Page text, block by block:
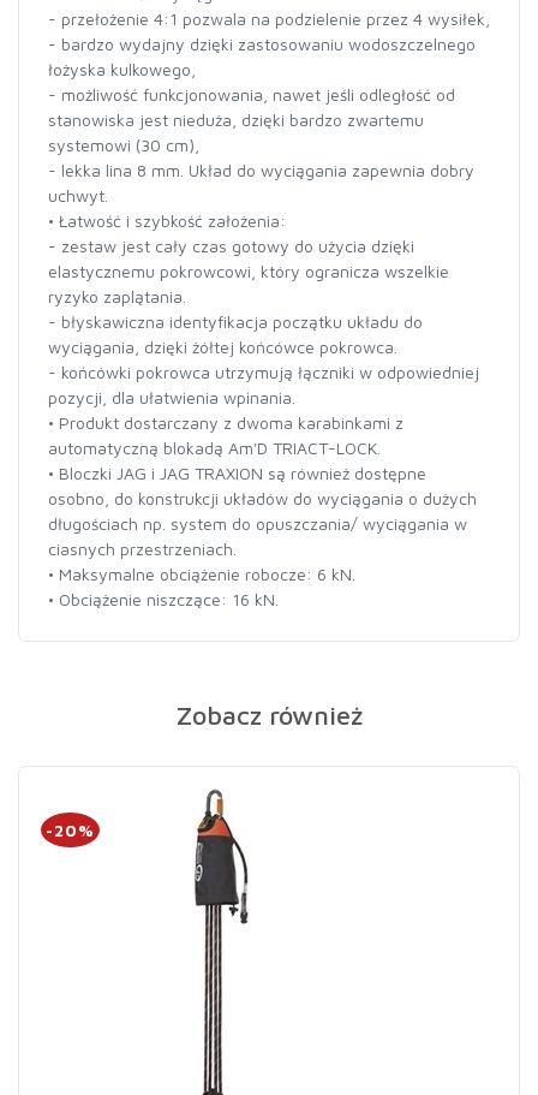
- przełożenie 4:1 pozwala na podzielenie przez 4 wysiłek,
- bardzo wydajny dzięki zastosowaniu wodoszczelnego
łożyska kulkowego,
- możliwość funkcjonowania, nawet jeśli odległość od
stanowiska jest nieduża, dzięki bardzo zwartemu
systemowi (30 cm),
- lekka lina 8 mm. Układ do wyciągania zapewnia dobry
uchwyt.
• Łatwość i szybkość założenia:
- zestaw jest cały czas gotowy do użycia dzięki
elastycznemu pokrowcowi, który ogranicza wszelkie
ryzyko zaplątania.
- błyskawiczna identyfikacja początku układu do
wyciągania, dzięki żółtej końcówce pokrowca.
- końcówki pokrowca utrzymują łączniki w odpowiedniej
pozycji, dla ułatwienia wpinania.
• Produkt dostarczany z dwoma karabinkami z
automatyczną blokadą Am'D TRIACT-LOCK.
• Bloczki JAG i JAG TRAXION są również dostępne
osobno, do konstrukcji układów do wyciągania o dużych
długościach np. system do opuszczania/ wyciągania w
ciasnych przestrzeniach.
• Maksymalne obciążenie robocze: 6 kN.
• Obciążenie niszczące: 16 kN.
Zobacz również
-20%